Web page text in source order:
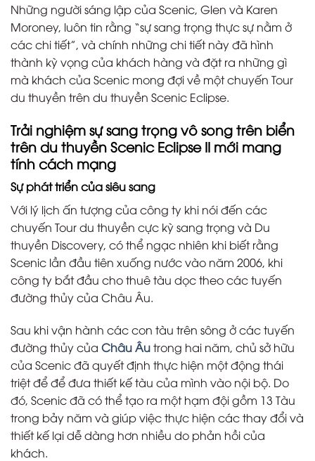
Những người sáng lập của Scenic, Glen và Karen
Moroney, luôn tin rằng “sự sang trọng thực sự nằm ở
các chi tiết”, và chính những chi tiết này đã hình
thành kỳ vọng của khách hàng và đặt ra những gì
mà khách của Scenic mong đợi về một chuyến Tour
du thuyền trên du thuyền Scenic Eclipse.
Trải nghiệm sự sang trọng vô song trên biển
trên du thuyền Scenic Eclipse II mới mang
tính cách mạng
Sự phát triển của siêu sang
Với lý lịch ấn tượng của công ty khi nói đến các
chuyến Tour du thuyền cực kỳ sang trọng và Du
thuyền Discovery, có thể ngạc nhiên khi biết rằng
Scenic lần đầu tiên xuống nước vào năm 2006, khi
công ty bắt đầu cho thuê tàu dọc theo các tuyến
đường thủy của Châu Âu.
Sau khi vận hành các con tàu trên sông ở các tuyến
đường thủy của Châu Âutrong hai năm, chủ sở hữu
của Scenic đã quyết định thực hiện một động thái
triệt để để đưa thiết kế tàu của mình vào nội bộ. Do
đó, Scenic đã có thể tạo ra một hạm đội gồm 13 Tàu
trong bảy năm và giúp việc thực hiện các thay đổi và
thiết kế lại dễ dàng hơn nhiều do phản hồi của
khách.